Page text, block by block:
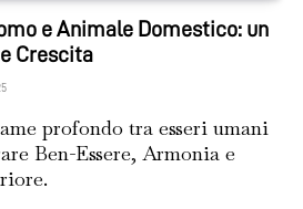
e Animale Domestico: un
Crescita
profondo tra esseri umani
Ben-Essere, Armonia e